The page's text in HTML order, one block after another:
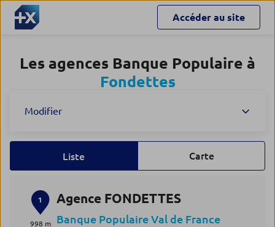
Accéder au site
Les agences Banque Populaire à
Fondettes
Modifier
Liste Carte
1
998 m
Agence FONDETTES
Banque Populaire Val de France